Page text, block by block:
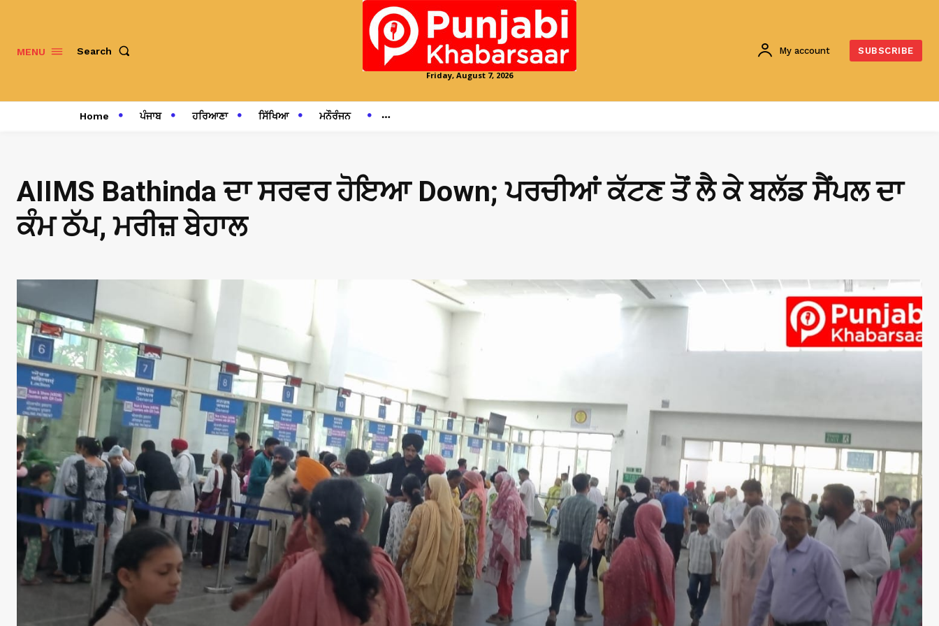
MENU Search
Friday, August 7, 2026
My account SUBSCRIBE
Home ਪੰਜਾਬ ਹਰਿਆਣਾ ਸਿੱਖਿਆ ਮਨੌਰੰਜਨ
AIIMS Bathinda ਦਾ ਸਰਵਰ ਹੋਇਆ Down; ਪਰਚੀਆਂ ਕੱਟਣ ਤੋਂ ਲੈ ਕੇ ਬਲੱਡ ਸੈਂਪਲ ਦਾ
ਕੰਮ ਠੱਪ, ਮਰੀਜ਼ ਬੇਹਾਲ